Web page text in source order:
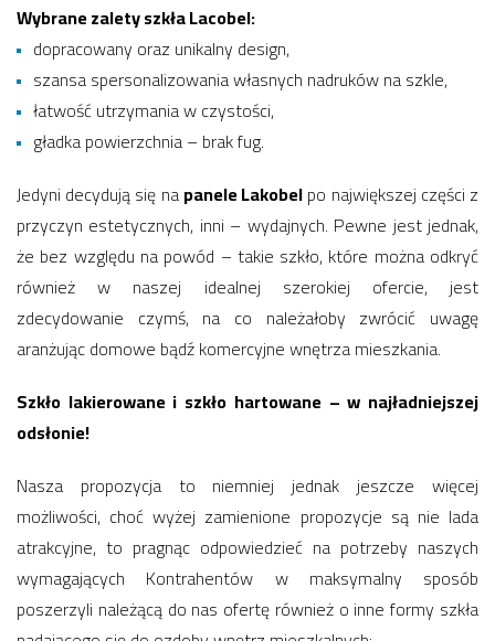
Wybrane zalety szkła Lacobel:
dopracowany oraz unikalny design,
szansa spersonalizowania własnych nadruków na szkle,
łatwość utrzymania w czystości,
gładka powierzchnia – brak fug.
Jedyni decydują się napanele Lakobelpo największej części z
przyczyn estetycznych, inni – wydajnych. Pewne jest jednak,
że bez względu na powód – takie szkło, które można odkryć
również w naszej idealnej szerokiej ofercie, jest
zdecydowanie czymś, na co należałoby zwrócić uwagę
aranżując domowe bądź komercyjne wnętrza mieszkania.
Szkło lakierowane i szkło hartowane – w najładniejszej
odsłonie!
Nasza propozycja to niemniej jednak jeszcze więcej
możliwości, choć wyżej zamienione propozycje są nie lada
atrakcyjne, to pragnąc odpowiedzieć na potrzeby naszych
wymagających Kontrahentów w maksymalny sposób
poszerzyli należącą do nas ofertę również o inne formy szkła